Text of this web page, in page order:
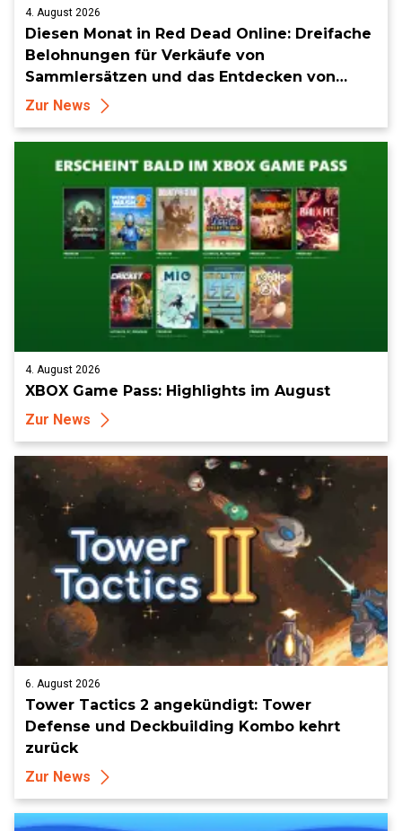
4. August 2026
Diesen Monat in Red Dead Online: Dreifache
Belohnungen für Verkäufe von
Sammlersätzen und das Entdecken von
Sammlerstücken, in Telegramm-Missionen
Zur News
4. August 2026
XBOX Game Pass: Highlights im August
Zur News
6. August 2026
Tower Tactics 2 angekündigt: Tower
Defense und Deckbuilding Kombo kehrt
zurück
Zur News